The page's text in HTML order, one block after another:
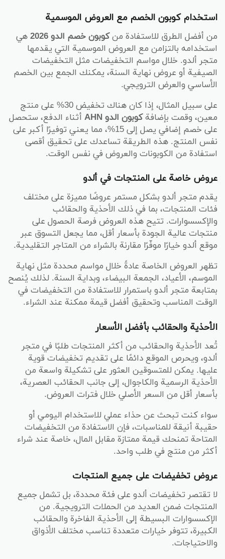
استخدام كوبون الخصم مع العروض الموسمية
من أفضل الطرق للاستفادة منكوبون خصم الدو 2026
هي
استخدامه بالتزامن مع العروض الموسمية التي يقدمها
متجر ألدو. خلال مواسم التخفيضات مثل التخفيضات
الصيفية أو عروض نهاية السنة، يمكنك الجمع بين الخصم
الأساسي والعرض الترويجي.
على سبيل المثال، إذا كان هناك تخفيض 30% على منتج
معين، وقمت بإضافةكوبون الدو AHN
أثناء الدفع، ستحصل
على خصم إضافي يصل إلى 15%، مما يعني توفيرًا أكبر على
نفس المنتج. هذه الطريقة تساعدك على تحقيق أقصى
استفادة من الكوبونات والعروض في نفس الوقت.
عروض خاصة على المنتجات في ألدو
يقدم متجر ألدو بشكل مستمر عروضًا مميزة على مختلف
فئات المنتجات، بما في ذلك الأحذية والحقائب
والإكسسوارات. تتيح هذه العروض فرصة الحصول على
منتجات عالية الجودة بأسعار أقل، مما يجعل التسوق عبر
موقع ألدو خيارًا موفّرًا مقارنة بالشراء من المتاجر التقليدية.
تظهر العروض الخاصة عادةً خلال مواسم محددة مثل نهاية
الموسم، الأعياد، الجمعة البيضاء، وبداية السنة. لذلك يُنصح
بمتابعة متجر ألدو باستمرار للاستفادة من التخفيضات في
الوقت المناسب وتحقيق أفضل قيمة ممكنة عند الشراء.
الأحذية والحقائب بأفضل الأسعار
تُعد الأحذية والحقائب من أكثر المنتجات طلبًا في متجر
ألدو، ويحرص الموقع دائمًا على تقديم تخفيضات قوية
عليها. يمكن للمتسوقين العثور على تشكيلة واسعة من
الأحذية الرسمية والكاجوال، إلى جانب الحقائب العصرية،
بأسعار أقل من السعر الأصلي خلال فترات العروض.
سواء كنت تبحث عن حذاء عملي للاستخدام اليومي أو
حقيبة أنيقة للمناسبات، فإن الاستفادة من التخفيضات
المتاحة تمنحك قيمة ممتازة مقابل المال، خاصة عند شراء
أكثر من منتج في طلب واحد.
عروض تخفيضات على جميع المنتجات
لا تقتصر تخفيضات ألدو على فئة محددة، بل تشمل جميع
المنتجات ضمن العديد من الحملات الترويجية. من
الإكسسوارات البسيطة إلى الأحذية الفاخرة والحقائب
الكبيرة، تتوفر خيارات متعددة تناسب مختلف الأذواق
والاحتياجات.